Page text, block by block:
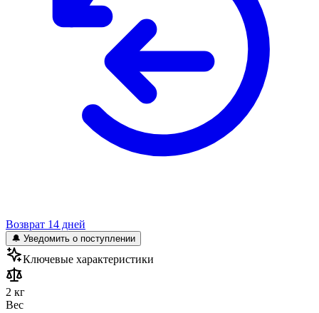
Возврат 14 дней
🔔 Уведомить о поступлении
Ключевые характеристики
2 кг
Вес